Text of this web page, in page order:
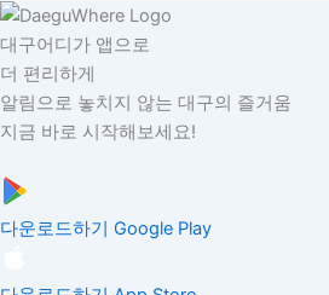
대구어디가 앱으로
더 편리하게
알림으로 놓치지 않는 대구의 즐거움
지금 바로 시작해보세요!
다운로드하기 Google Play